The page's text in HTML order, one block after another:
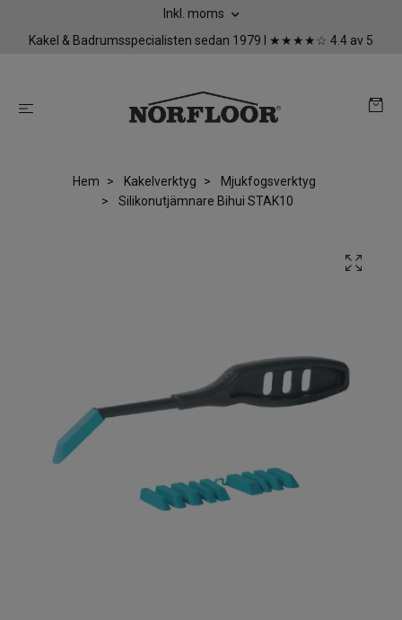
Inkl. moms
Kakel & Badrumsspecialisten sedan 1979 I ★★★★☆ 4.4 av 5
Hem Kakelverktyg
Mjukfogsverktyg
Silikonutjämnare Bihui STAK10